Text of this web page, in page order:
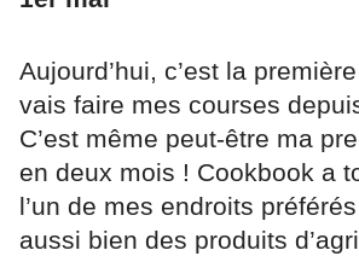
Aujourd’hui, c’est la
vais faire mes courses
C’est même peut-être ma
en deux mois ! Cookbook a
l’un de mes endroits
aussi bien des produits